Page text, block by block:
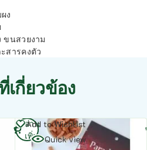
ง
ขนสวยงาม
สารคงตัว
เกี่ยวข้อง
Add to Wishlist
Quick view
อ่าน
เพิ่ม